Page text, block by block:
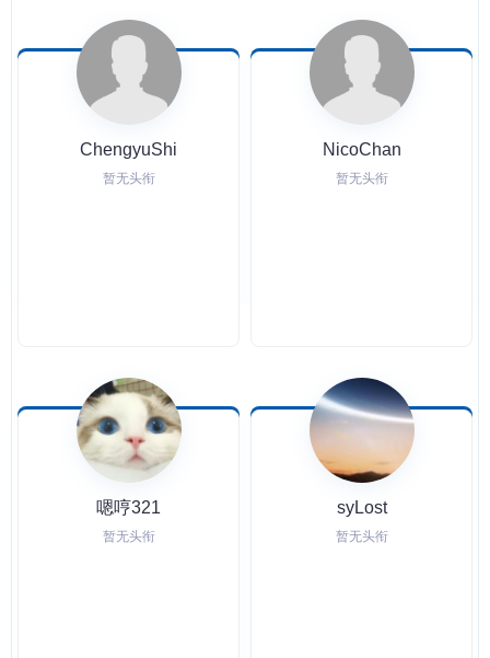
ChengyuShi
暂无头衔
NicoChan
暂无头衔
嗯哼321
暂无头衔
syLost
暂无头衔